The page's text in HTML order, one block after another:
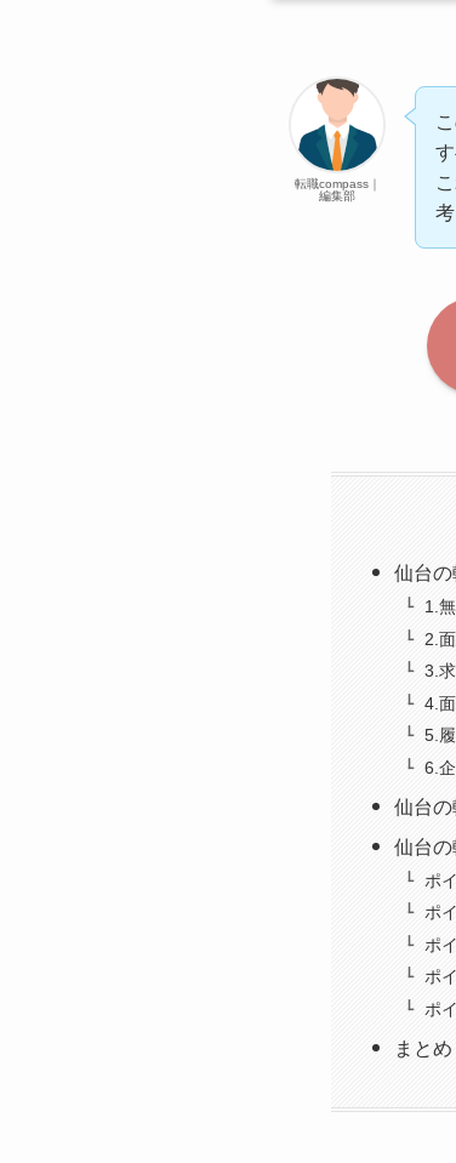
転職compass｜
編集部
仙台
1.
2.
3.
4.
5.
6.
仙台
仙台
ポ
ポ
ポ
ポ
ポ
まとめ